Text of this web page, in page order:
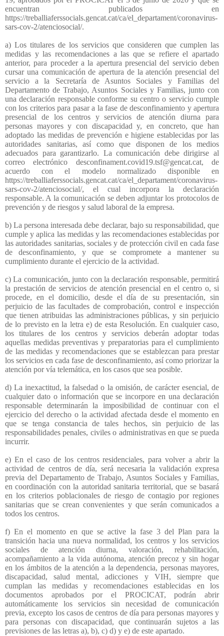
encuentran publicados en
https://treballiaferssocials.gencat.cat/ca/el_departament/coronavirus-
sars-cov-2/atenciosocial/.
a) Los titulares de los servicios que consideren que cumplen las
medidas y las recomendaciones a las que se refiere el apartado
anterior, para proceder a la apertura presencial del servicio deben
cursar una comunicación de apertura de la atención presencial del
servicio a la Secretaría de Asuntos Sociales y Familias del
Departamento de Trabajo, Asuntos Sociales y Familias, junto con
una declaración responsable conforme su centro o servicio cumple
con los criterios para pasar a la fase de desconfinamiento y apertura
presencial de los centros y servicios de atención diurna para
personas mayores y con discapacidad y, en concreto, que han
adoptado las medidas de prevención e higiene establecidas por las
autoridades sanitarias, así como que disponen de los medios
adecuados para garantizarlo. La comunicación debe dirigirse al
correo electrónico desconfinament.covid19.tsf@gencat.cat, de
acuerdo con el modelo normalizado disponible en
https://treballiaferssocials.gencat.cat/ca/el_departament/coronavirus-
sars-cov-2/atenciosocial/, el cual incorpora la declaración
responsable. A la comunicación se deben adjuntar los protocolos de
prevención y de riesgos y salud laboral de la empresa.
b) La persona interesada debe declarar, bajo su responsabilidad, que
cumple y aplica las medidas y las recomendaciones establecidas por
las autoridades sanitarias, sociales y de protección civil en cada fase
de desconfinamiento, y que se compromete a mantener su
cumplimiento durante el ejercicio de la actividad.
c) La comunicación, junto con la declaración responsable, permitirá
la prestación de servicios de atención presencial en el centro o, si
procede, en el domicilio, desde el día de su presentación, sin
perjuicio de las facultades de comprobación, control e inspección
que tienen atribuidas las administraciones públicas, y sin perjuicio
de lo previsto en la letra e) de esta Resolución. En cualquier caso,
los titulares de los centros y servicios deberán adoptar todas
aquellas medidas preventivas y preparatorias para el cumplimiento
de las medidas y recomendaciones que se establezcan para prestar
los servicios en cada fase de desconfinamiento, así como priorizar la
atención por vía telemática, en los casos que sea posible.
d) La inexactitud, la falsedad o la omisión, de carácter esencial, de
cualquier dato o información que se incorpore en una declaración
responsable determinarán la imposibilidad de continuar con el
ejercicio del derecho o la actividad afectada desde el momento en
que se tenga constancia de tales hechos, sin perjuicio de las
responsabilidades penales, civiles o administrativas en que se pueda
incurrir.
e) En el caso de los centros residenciales, para volver a abrir la
actividad de centros de día, será necesaria la validación expresa
previa del Departamento de Trabajo, Asuntos Sociales y Familias,
en coordinación con la autoridad sanitaria territorial, que se basará
en los criterios poblacionales de riesgo de contagio por regiones
sanitarias que se crean convenientes y que serán comunicados a
todos los centros.
f) En el momento en que se active la fase 3 del Plan para la
transición hacia una nueva normalidad, los centros y los servicios
sociales de atención diurna, valoración, rehabilitación,
acompañamiento a la vida autónoma, atención precoz y sin hogar
en los ámbitos de la atención a la dependencia, personas mayores,
discapacidad, salud mental, adicciones y VIH, siempre que
cumplan las medidas y recomendaciones establecidas en los
documentos aprobados por el PROCICAT, podrán abrir
automáticamente los servicios sin necesidad de comunicación
previa, excepto los casos de centros de día para personas mayores y
para personas con discapacidad, que continuarán sujetos a las
previsiones de las letras a), b), c) d) y e) de este apartado.